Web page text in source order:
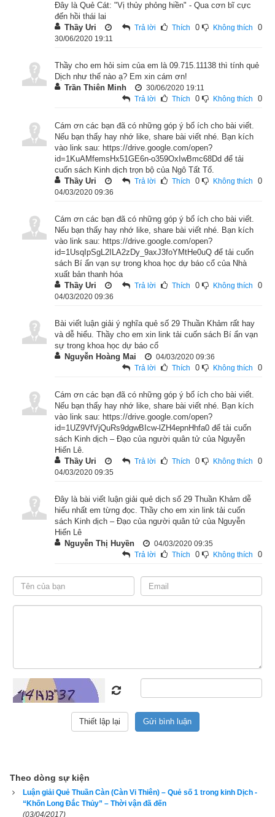
giải quẻ kinh dịch Thuần Khảm: “Khảm” có nghĩa là “hố”,
hình tượng “đáy sông mò trăng”. "Thuỷ để": đáy sông, "lao
nguyệt": vớt trăng. “Thuỷ để lao nguyệt” là chuyện Mặt trăng
chiếu xuống đáy sông, rất đẹp. Có người đi tới, nhìn xuống
công phí sức. Kẻ gieo phải quẻ này có điềm “Uổng công phí
sức”.
Quẻ Thuần Khảm có điềm “Uổng công phí sức” là
quẻ xấu trong kinh dịch.
khăn, nhiều gian nan trắc trở, công việc khó thành. Cần đề
phòng tai nạn, bệnh tật, ốm đau nặng. Không phải thời kỳ để
hoàn thành sự nghiệp lớn, chỉ nên kiên trì bồi dưỡng sức lực,
lòng tin, chờ thời. Tài vận không có, kinh doanh thua lỗ, thất
bại, dễ bị lừa. Xuất hành không lợi dễ xảy ra tai nạn. Thi cử
khó khăn, khó đạt. Kiện tụng bị thua, nên hòa giải ngay từ đầu.
Tình yêu và hôn nhân trắc trở, lắm kẻ dèm pha, khó thành,
duyên gắn bó.
Quẻ Thuần Khảm tốt hay xấu
Đây là Quẻ Cát: "Vị thủy phỏng hiền" - Qua cơn bĩ cực
đến hồi thái lai
Thầy Uri
Trả lời Thích 0 Không thích 0
30/06/2020 19:11
Thầy cho em hỏi sim của em là 09.715.11138 thì tính quẻ
Dịch như thế nào ạ? Em xin cám ơn!
Trần Thiên Minh
Trả lời Thích 0 Không thích 0
30/06/2020 19:11
Cám ơn các bạn đã có những góp ý bổ ích cho bài viết.
Nếu bạn thấy hay nhớ like, share bài viết nhé. Bạn kích
vào link sau: https://drive.google.com/open?
id=1KuAMfemsHx51GE6n-o359OxIwBmc68Dd để tải
cuốn sách Kinh dịch trọn bộ của Ngô Tất Tố.
Thầy Uri
Trả lời Thích 0 Không thích 0
04/03/2020 09:36
Cám ơn các bạn đã có những góp ý bổ ích cho bài viết.
Nếu bạn thấy hay nhớ like, share bài viết nhé. Bạn kích
vào link sau: https://drive.google.com/open?
id=1UsqIpSgL2ILA2zDy_9axJ3foYMtHe0uQ để tải cuốn
sách Bí ẩn vạn sự trong khoa học dự báo cổ của Nhà
xuất bản thanh hóa
Thầy Uri
Trả lời Thích 0 Không thích 0
04/03/2020 09:36
Bài viết luận giải ý nghĩa quẻ số 29 Thuần Khảm rất hay
và dễ hiểu. Thầy cho em xin link tải cuốn sách Bí ẩn vạn
sự trong khoa học dự báo cổ
Nguyễn Hoàng Mai
Trả lời Thích 0 Không thích 0
04/03/2020 09:36
Cám ơn các bạn đã có những góp ý bổ ích cho bài viết.
Nếu bạn thấy hay nhớ like, share bài viết nhé. Bạn kích
vào link sau: https://drive.google.com/open?
id=1UZ9VfVjQuRs9dgwBIcw-lZH4epnHhfa0 để tải cuốn
sách Kinh dịch – Đạo của người quân tử của Nguyễn
Hiến Lê.
Thầy Uri
Trả lời Thích 0 Không thích 0
04/03/2020 09:35
Đây là bài viết luận giải quẻ dịch số 29 Thuần Khảm dễ
hiểu nhất em từng đọc. Thầy cho em xin link tải cuốn
sách Kinh dịch – Đạo của người quân tử của Nguyễn
Hiến Lê
Nguyễn Thị Huyền
Trả lời Thích 0 Không thích 0
04/03/2020 09:35
Theo dòng sự kiện
Luận giải Quẻ Thuần Càn (Càn Vi Thiên) – Quẻ số 1 trong kinh Dịch -
“Khốn Long Đắc Thủy” – Thời vận đã đến
(03/04/2017)